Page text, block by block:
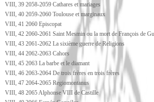
VIII, 39 2058-2059 Cathares et mariages
VIII, 40 2059-2060 Toulouse et marginaux
VIII, 41 2060 Episcopat
VIII, 42 2060-2061 Saint Mesmin ou la mort de François de
VIII, 43 2061-2062 La sixième guerre de Religions
VIII, 44 2062-2063 Cahors
VIII, 45 2063 La barbe et le diamant
VIII, 46 2063-2064 De trois frères en trois frères
VIII, 47 2064-2065 Regiomontanus
VIII, 48 2065 Alphonse VIII de Castille